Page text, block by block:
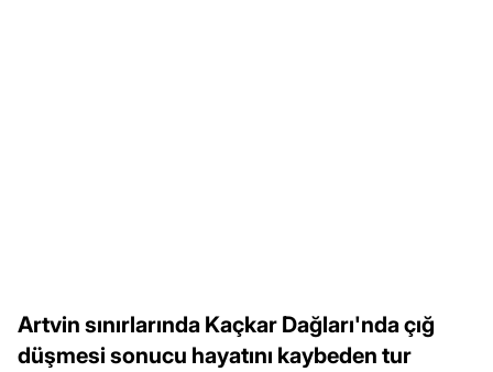
Artvin sınırlarında Kaçkar Dağları'nda çığ
düşmesi sonucu hayatını kaybeden tur